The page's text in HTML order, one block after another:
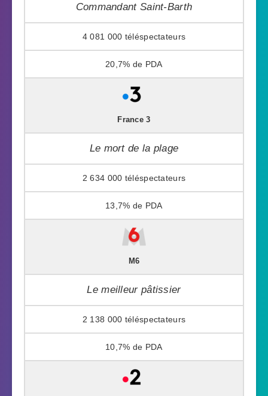
Commandant Saint-Barth
4 081 000
20,7%
France 3
Le mort de la plage
2 634 000
13,7%
M6
Le meilleur pâtissier
2 138 000
10,7%